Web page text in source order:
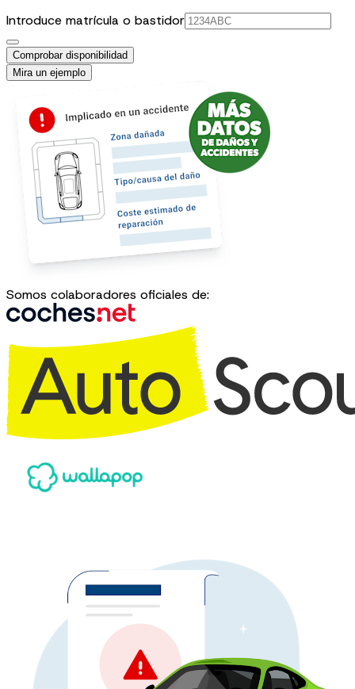
Introduce matrícula o bastidor
Comprobar disponibilidad
Mira un ejemplo
Somos colaboradores oficiales de: